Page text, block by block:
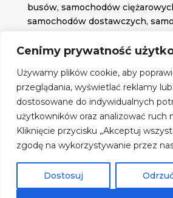
Cenimy prywatność
Używamy plików cookie, aby
przeglądania, wyświetlać reklamy
dostosowane do indywidualnych
użytkowników oraz analizować ruch
Kliknięcie przycisku „Akceptuj
zgodę na wykorzystywanie przez
Dostosuj
busów, samochodów
samochodów dostawczych,
potrzebujesz.
Znajdź nas na: 
Obserwuj nas na:
Regulamin zakupów
Szyby Autobusowe- 2026|
Rozwiązania technologiczne: